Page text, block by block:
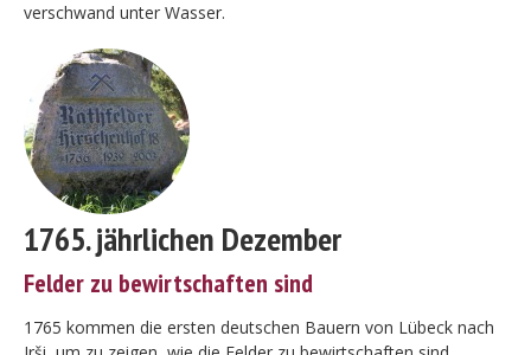
verschwand unter Wasser.
1765. jährlichen Dezember
Felder zu bewirtschaften sind
1765 kommen die ersten deutschen Bauern von Lübeck nach